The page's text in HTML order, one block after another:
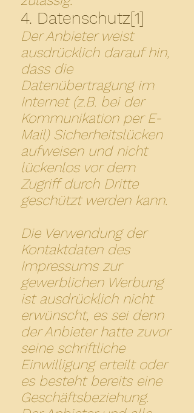
4. Datenschutz[1]
Der Anbieter weist
ausdrücklich darauf hin,
dass die
Datenübertragung im
Internet (z.B. bei der
Kommunikation per E-
Mail) Sicherheitslücken
aufweisen und nicht
lückenlos vor dem
Zugriff durch Dritte
geschützt werden kann.
Die Verwendung der
Kontaktdaten des
Impressums zur
gewerblichen Werbung
ist ausdrücklich nicht
erwünscht, es sei denn
der Anbieter hatte zuvor
seine schriftliche
Einwilligung erteilt oder
es besteht bereits eine
Geschäftsbeziehung.